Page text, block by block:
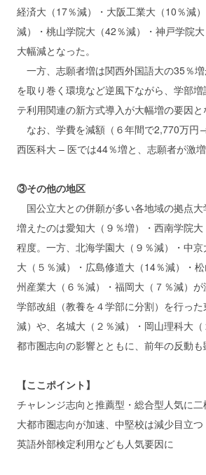
経済大（17％減）・大阪工業大（10％減
減）・桃山学院大（42％減）・神戸学院
大幅減となった。
一方、志願者増は関西外国語大の35％
を取り巻く環境など逆風下ながら、学部
テ利用関連の新方式導入が大幅増の要因と
なお、学費を減額（６年間で2,770万円
西医科大 – 医では44％増と、志願者が激増
③その他の地区
国公立大との併願が多い各地域の拠点
増えたのは愛知大（９％増）・西南学院
程度。一方、北海学園大（９％減）・中
大（５％減）・広島修道大（14％減）・
州産業大（６％減）・福岡大（７％減）
学部改組（教養を４学部に分割）を行っ
減）や、名城大（２％減）・岡山理科大
都市圏志向の影響とともに、前年の反動も
【ここポイント】
チャレンジ志向と推薦型・総合型人気に二
大都市圏志向が加速、中堅校は減少目立つ
英語外部検定利用なども人気要因に